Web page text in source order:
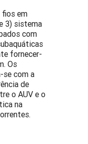
fios em
3) sistema
com
fornecer-
Os
se com a
de
o AUV e o
na